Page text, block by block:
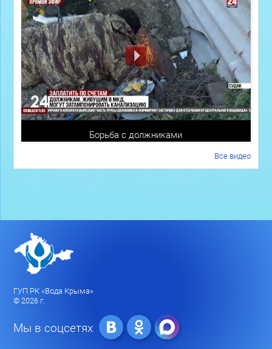
Борьба с должниками
Все видео
ГУП РК «Вода Крыма»
© 2026 г.
Мы в соцсетях